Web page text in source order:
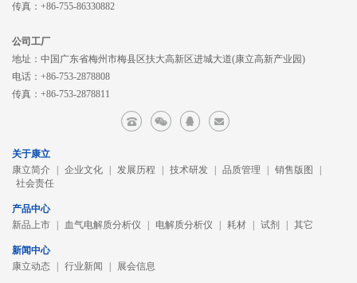
传真：+86-755-86330882
公司工厂
地址：中国广东省梅州市梅县区扶大高新区进城大道(康立高新产业园)
电话：+86-753-2878808
传真：+86-753-2878811
关于康立
康立简介
| 企业文化 | 发展历程 | 技术研发 | 品质管理 | 销售版图
|
社会责任
产品中心
新品上市
| 血气电解质分析仪 | 电解质分析仪 | 耗材 | 试剂 | 其它
新闻中心
康立动态
| 行业新闻 | 展会信息